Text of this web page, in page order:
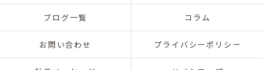
ブログ一覧 コラム
お問い合わせ プライバシーポリシー